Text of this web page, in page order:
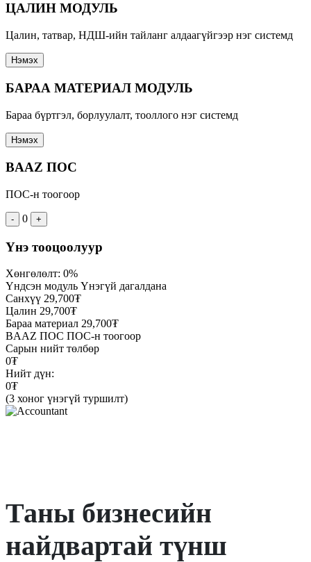
ЦАЛИН МОДУЛЬ
Цалин, татвар, НДШ-ийн тайланг алдаагүйгээр нэг системд
Нэмэх
БАРАА МАТЕРИАЛ МОДУЛЬ
Бараа бүртгэл, борлуулалт, тооллого нэг системд
Нэмэх
BAAZ ПОС
ПОС-н тоогоор
- 0 +
Үнэ тооцоолуур
Хөнгөлөлт: 0%
Үндсэн модуль Үнэгүй дагалдана
Санхүү 29,700₮
Цалин 29,700₮
Бараа материал 29,700₮
BAAZ ПОС ПОС-н тоогоор
Сарын нийт төлбөр
0₮
Нийт дүн:
0₮
(3 хоног үнэгүй туршилт)
Таны бизнесийн
найдвартай түнш